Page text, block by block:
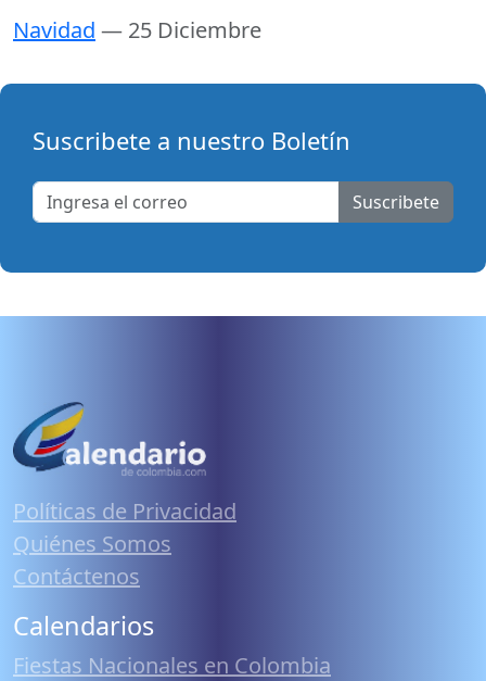
Navidad — 25 Diciembre
Suscribete a nuestro Boletín
Suscribete
Políticas de Privacidad
Quiénes Somos
Contáctenos
Calendarios
Fiestas Nacionales en Colombia